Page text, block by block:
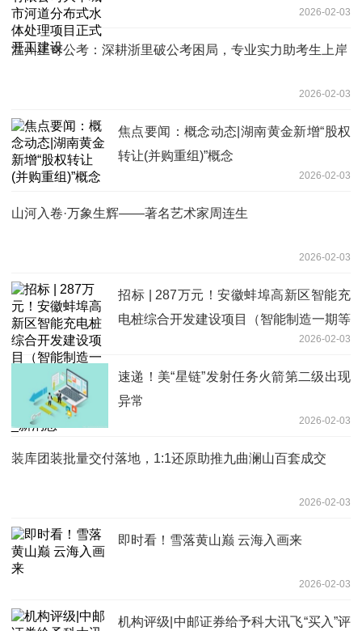
2026-02-03
温州正奇公考：深耕浙里破公考困局，专业实力助考生上岸
2026-02-03
焦点要闻：概念动态|湖南黄金新增“股权
转让(并购重组)”概念
2026-02-03
山河入卷·万象生辉——著名艺术家周连生
2026-02-03
招标 | 287万元！安徽蚌埠高新区智能充
电桩综合开发建设项目（智能制造一期等
2个园区）设计和施工一体化项目交易公
告_新消息
2026-02-03
速递！美“星链”发射任务火箭第二级出现
异常
2026-02-03
装库团装批量交付落地，1:1还原助推九曲澜山百套成交
2026-02-03
即时看！雪落黄山巅 云海入画来
2026-02-03
机构评级|中邮证券给予科大讯飞“买入”评